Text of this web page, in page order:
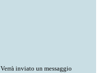
Verrà inviato un messaggio